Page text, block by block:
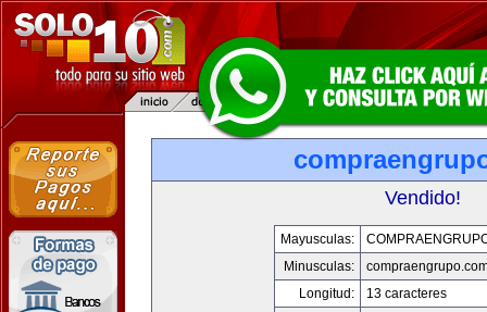
Vendido!
Mayusculas:
Minusculas:
Longitud:
13 caracteres